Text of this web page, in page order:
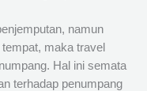
namun
maka travel
Hal ini semata
terhadap penumpang